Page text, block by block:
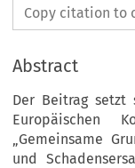
Copy citation to
Abstract
Der Beitrag
Europäischen
„Gemeinsame
und